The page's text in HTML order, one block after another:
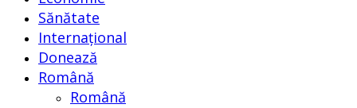
Sănătate
Internațional
Donează
Română
Română